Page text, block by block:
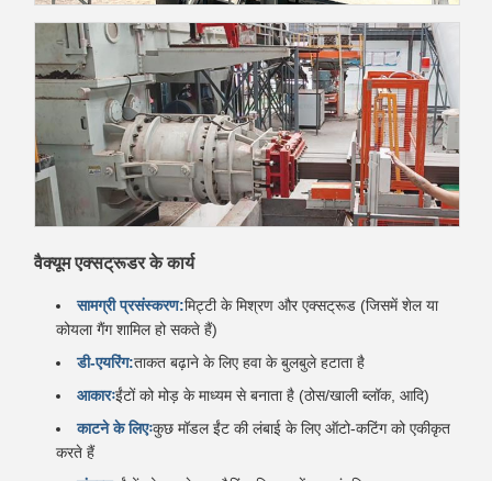
वैक्यूम एक्सट्रूडर के कार्य
सामग्री प्रसंस्करण:मिट्टी के मिश्रण और एक्सट्रूड (जिसमें शेल या
कोयला गैंग शामिल हो सकते हैं)
डी-एयरिंग:ताकत बढ़ाने के लिए हवा के बुलबुले हटाता है
आकारःईंटों को मोड़ के माध्यम से बनाता है (ठोस/खाली ब्लॉक, आदि)
काटने के लिएःकुछ मॉडल ईंट की लंबाई के लिए ऑटो-कटिंग को एकीकृत
करते हैं